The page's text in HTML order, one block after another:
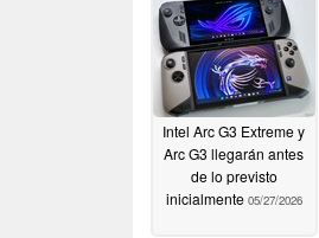
Intel Arc G3 Extreme y
Arc G3 llegarán antes
de lo previsto
inicialmente 05/27/2026